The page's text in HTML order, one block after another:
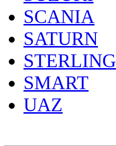
SCANIA
SATURN
STERLING
SMART
UAZ